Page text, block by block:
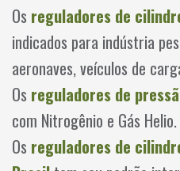
Os reguladores de
indicados para indústria
aeronaves, veículos de
Os reguladores de
com Nitrogênio e Gás Helio.
Os reguladores de